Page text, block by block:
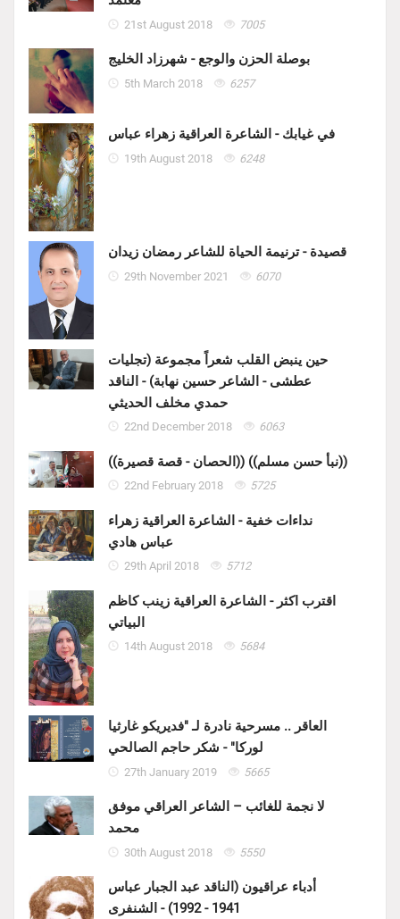
21st August 2018 7005
بوصلة الحزن والوجع - شهرزاد الخليج
5th March 2018 6257
في غيابك - الشاعرة العراقية زهراء عباس
19th August 2018 6248
قصيدة - ترنيمة الحياة للشاعر رمضان زيدان
29th November 2021 6070
حين ينبض القلب شعراً مجموعة (تجليات
عطشى - الشاعر حسين نهابة) - الناقد
حمدي مخلف الحديثي
22nd December 2018 6063
((الحصان - قصة قصيرة)) ((نبأ حسن مسلم))
22nd February 2018 5725
نداءات خفية - الشاعرة العراقية زهراء
عباس هادي
29th April 2018 5712
اقترب اكثر - الشاعرة العراقية زينب كاظم
البياتي
14th August 2018 5684
العاقر .. مسرحية نادرة لـ "فديريكو غارثيا
لوركا" - شكر حاجم الصالحي
27th January 2019 5665
لا نجمة للغائب – الشاعر العراقي موفق
محمد
30th August 2018 5550
أدباء عراقيون (الناقد عبد الجبار عباس
1941 - 1992) - الشنفرى